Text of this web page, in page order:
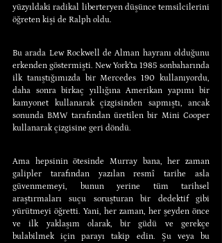
yüzyıldaki radikal liberteryen düşünce temsilcilerini
öğreten kişi de Ralph oldu.
Bu arada Lew Rockwell de Alman hayranı olduğunu
erkenden göstermişti. New York’ta 1985 sonbaharında
ilk tanıştığımızda bir Mercedes 190 kullanıyordu,
daha sonra birkaç yıllığına Amerikan yapımı bir
kamyonet kullanarak çizgisinden sapmıştı, ancak
sonunda BMW tarafından üretilen bir Mini Cooper
kullanarak çizgisine geri döndü.
Ama hepsinin ötesinde Murray bana, her zaman
galipler tarafından yazılan resmî tarihe asla
güvenmemeyi, bunun yerine tüm tarihsel
araştırmaları suçu soruşturan bir dedektif gibi
yürütmeyi öğretti. Yani, her zaman, her şeyden önce
ve ilk yaklaşım olarak, bir güdü ve gerekçe
bulabilmek için parayı takip edin. Şu veya bu